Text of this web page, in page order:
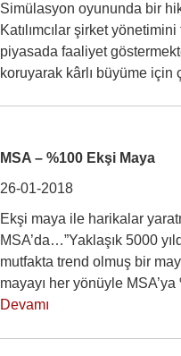
Simülasyon oyununda bir
Katılımcılar şirket
piyasada faaliyet
koruyarak kârlı büyüme
MSA – %100 Ekşi Maya
26-01-2018
Ekşi maya ile harikalar
MSA’da…”Yaklaşık 5000
mutfakta trend olmuş bir
mayayı her yönüyle
Devamı